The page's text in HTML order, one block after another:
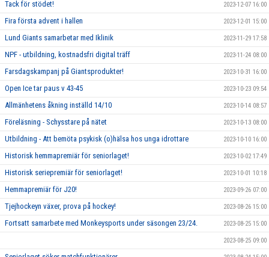
Tack för stödet! 2023-12-07 16:00
Fira första advent i hallen 2023-12-01 15:00
Lund Giants samarbetar med Iklinik 2023-11-29 17:58
NPF - utbildning, kostnadsfri digital träff 2023-11-24 08:00
Farsdagskampanj på Giantsprodukter! 2023-10-31 16:00
Open Ice tar paus v 43-45 2023-10-23 09:54
Allmänhetens åkning inställd 14/10 2023-10-14 08:57
Föreläsning - Schysstare på nätet 2023-10-13 08:00
Utbildning - Att bemöta psykisk (o)hälsa hos unga idrottare 2023-10-10 16:00
Historisk hemmapremiär för seniorlaget! 2023-10-02 17:49
Historisk seriepremiär för seniorlaget! 2023-10-01 10:18
Hemmapremiär för J20! 2023-09-26 07:00
Tjejhockeyn växer, prova på hockey! 2023-08-26 15:00
Fortsatt samarbete med Monkeysports under säsongen 23/24. 2023-08-25 15:00
2023-08-25 09:00